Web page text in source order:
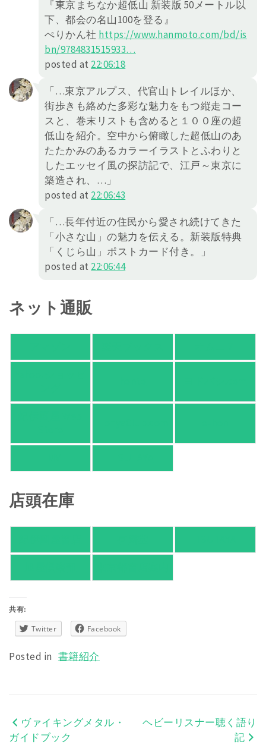
『東京まちなか超低山 新装版 50メートル以
下、都会の名山100を登る』
ぺりかん社 https://www.hanmoto.com/bd/is
bn/9784831515933…
posted at 22:06:18
「…東京アルプス、代官山トレイルほか、
街歩きも絡めた多彩な魅力をもつ縦走コー
スと、巻末リストも含めると１００座の超
低山を紹介。空中から俯瞰した超低山のあ
たたかみのあるカラーイラストとふわりと
したエッセイ風の探訪記で、江戸～東京に
築造され、…」
posted at 22:06:43
「…長年付近の住民から愛され続けてきた
「小さな山」の魅力を伝える。新装版特典
「くじら山」ポストカード付き。」
posted at 22:06:44
ネット通販
店頭在庫
共有:
Twitter Facebook
Posted in 書籍紹介
投ヴァイキングメタル・
ガイドブック
ヘビーリスナー聴く語り
記